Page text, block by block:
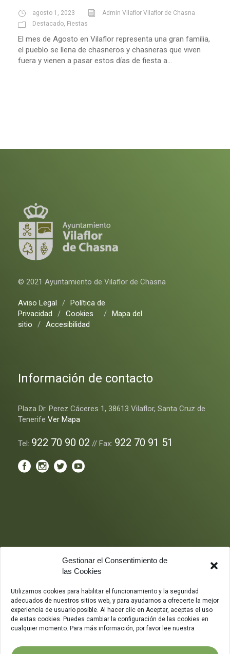
Gestionar el Consentimiento de
las Cookies
Utilizamos cookies para habilitar el funcionamiento y la seguridad
adecuados de nuestros sitios web, y para ayudarnos a ofrecerte la mejor
experiencia de usuario posible. Al hacer clic en Aceptar, aceptas el uso
de estas cookies. Puedes cambiar la configuración de las cookies en
cualquier momento. Para más información, por favor lee nuestra
agosto 1, 2023
Admin Vilaflor Vilaflor de Chasna
Destacado, Fiestas
El mes de Agosto en Vilaflor representa una gran familia,
el pueblo se llena de chasneros y chasneras que viven
fuera y vienen a pasar estos días de fiesta a...
© 2021 Ayuntamiento de Vilaflor de Chasna
Aviso Legal / Política de
Privacidad
/ Cookies / Mapa del
sitio
/ Accesibilidad
Información de contacto
Plaza Dr. Perez Cáceres 1, 38613 Vilaflor, Santa Cruz de
Tenerife Ver Mapa
Tel: 922 70 90 02 // Fax: 922 70 91 51